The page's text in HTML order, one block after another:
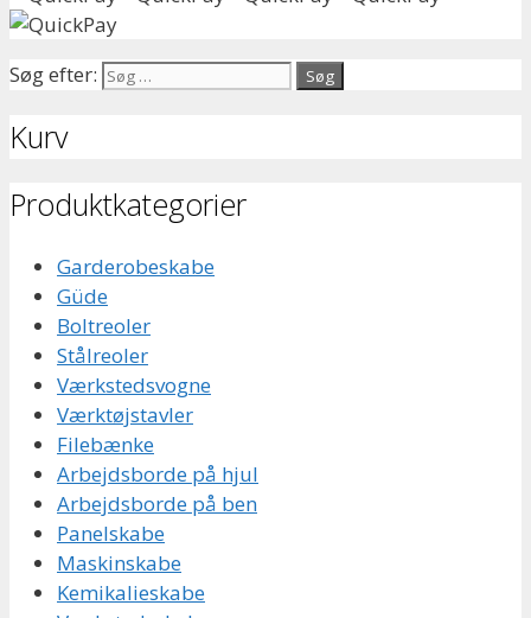
Søg efter:
Kurv
Produktkategorier
Garderobeskabe
Güde
Boltreoler
Stålreoler
Værkstedsvogne
Værktøjstavler
Filebænke
Arbejdsborde på hjul
Arbejdsborde på ben
Panelskabe
Maskinskabe
Kemikalieskabe